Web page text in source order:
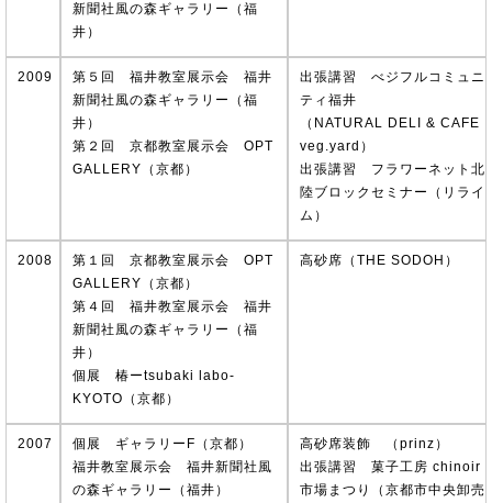
新聞社風の森ギャラリー（福
井）
2009
第５回 福井教室展示会 福井
新聞社風の森ギャラリー（福
井）
第２回 京都教室展示会 OPT
GALLERY（京都）
出張講習 べジフルコミュニ
ティ福井
（NATURAL DELI & CAFE
veg.yard）
出張講習 フラワーネット北
陸ブロックセミナー（リライ
ム）
2008
第１回 京都教室展示会 OPT
GALLERY（京都）
第４回 福井教室展示会 福井
新聞社風の森ギャラリー（福
井）
個展 椿ーtsubaki labo-
KYOTO（京都）
高砂席（THE SODOH）
2007
個展 ギャラリーF（京都）
福井教室展示会 福井新聞社風
の森ギャラリー（福井）
高砂席装飾 （prinz）
出張講習 菓子工房 chinoir
市場まつり（京都市中央卸売